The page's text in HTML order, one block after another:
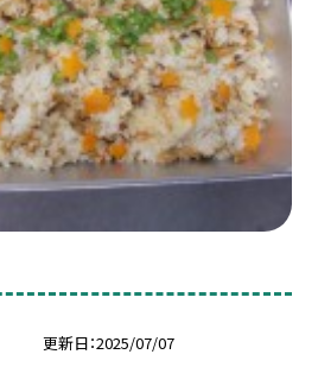
更新日 2025/07/07